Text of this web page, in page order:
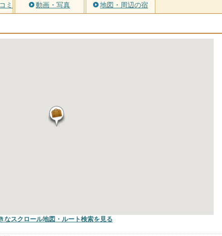
ミ 動画・写真 地図・周辺の宿
なスクロール地図 ・ルート検索を見る